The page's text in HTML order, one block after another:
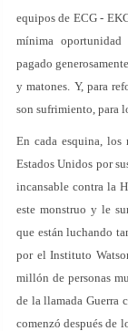
equipos de ECG -
mínima oportunidad
pagado
y matones. Y, para
son sufrimiento, para
En cada esquina,
Estados Unidos por
incansable contra la
este monstruo y le
que están luchando
por el Instituto
millón de personas
de la llamada Guerra
comenzó después de